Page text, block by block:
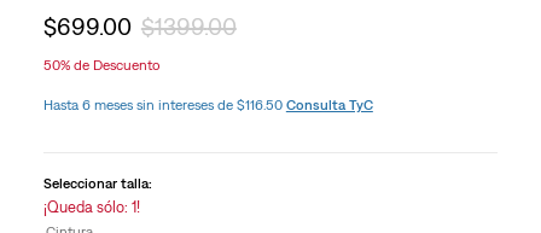
5
estrellas,
medio
valoración.
Enlace
en
la
$699.00 $1399.00
50%de Descuento
Hasta 6 meses sin intereses de $116.50 Consulta TyC
Seleccionar talla:
¡Queda sólo: 1!